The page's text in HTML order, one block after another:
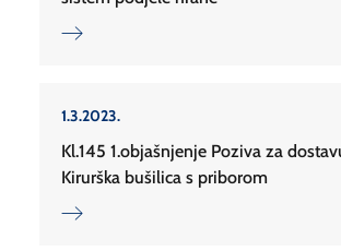
1.3.2023.
Kl.145 1.objašnjenje Poziva za
Kirurška bušilica s priborom